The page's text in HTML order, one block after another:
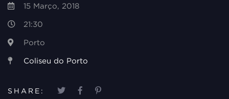
15 Março, 2018
21:30
Porto
Coliseu do Porto
SHARE: